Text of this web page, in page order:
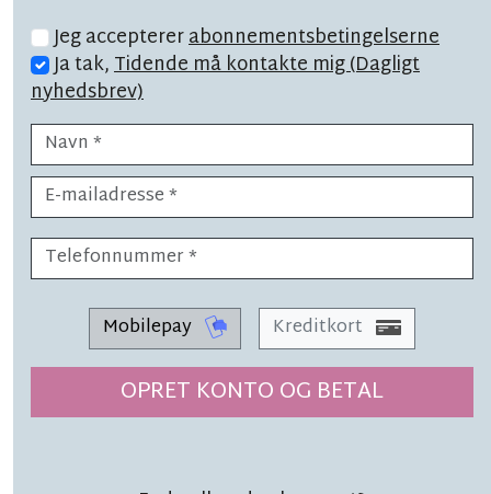
Jeg acceptererabonnementsbetingelserne
Ja tak,Tidende må kontakte mig (Dagligt
nyhedsbrev)
Mobilepay Kreditkort
OPRET KONTO OG BETAL
LÆSETID 1 MIN.
Efterladt bål skyld i naturbrand:
'Tudetosset'